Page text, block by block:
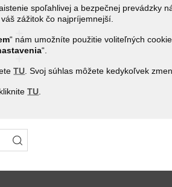
spoľahlivej a bezpečnej prevádzky
zážitok čo najpríjemnejší.
“ nám umožníte použitie voliteľných
“.
TU . Svoj súhlas môžete kedykoľvek
TU